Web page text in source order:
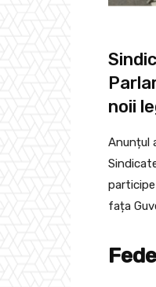
noii
Anunțul
fața